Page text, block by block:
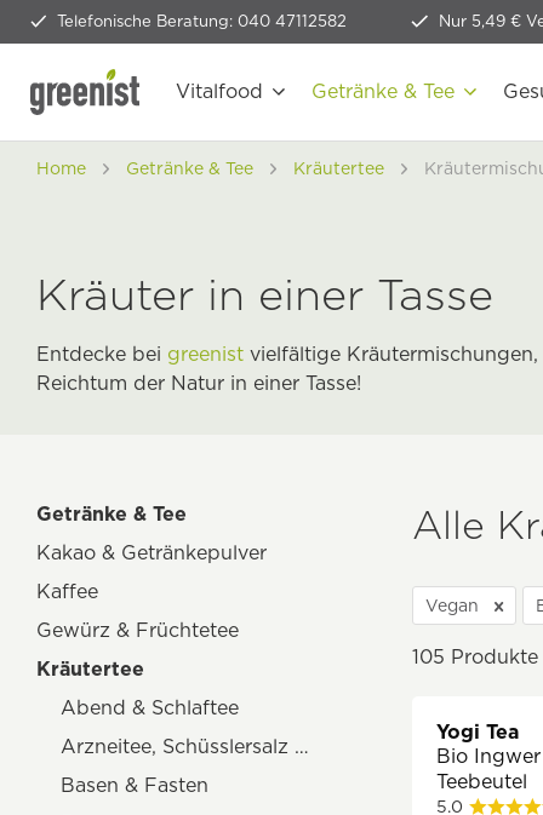
Telefonische Beratung: 040 47112582 Nur 5,49 €
Vitalfood Getränke & Tee
Home Getränke & Tee Kräutertee
Kräuter in einer Tasse
Entdecke bei greenist vielfältige
Reichtum der Natur in einer Tasse!
Getränke & Tee
Kakao & Getränkepulver
Kaffee
Gewürz & Früchtetee
Kräutertee
Abend & Schlaftee
Arzneitee, Schüsslersalz & Bachblüten
Basen & Fasten
Alle
Vegan
105 Produkte
Yogi Tea
Bio Ingwer
Teebeutel
5.0